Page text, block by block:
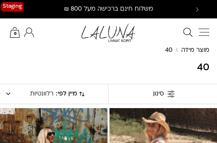
Staging משלוח חינם ברכישה מעל 800 ₪
חיפוש באתר
0
החשבון שלי
מוצר מידה 40
40
סינון מיין לפי: רלוונטיות